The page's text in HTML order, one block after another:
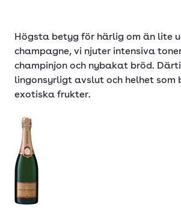
Högsta betyg för härlig om än lite
champagne, vi njuter intensiva
champinjon och nybakat bröd.
lingonsyrligt avslut och helhet som
exotiska frukter.